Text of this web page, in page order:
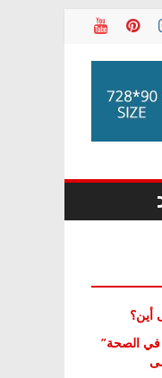
أين؟
في الصحة”